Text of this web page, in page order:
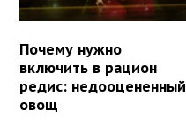
Почему нужно
включить в рацион
редис: недооцененный
овощ